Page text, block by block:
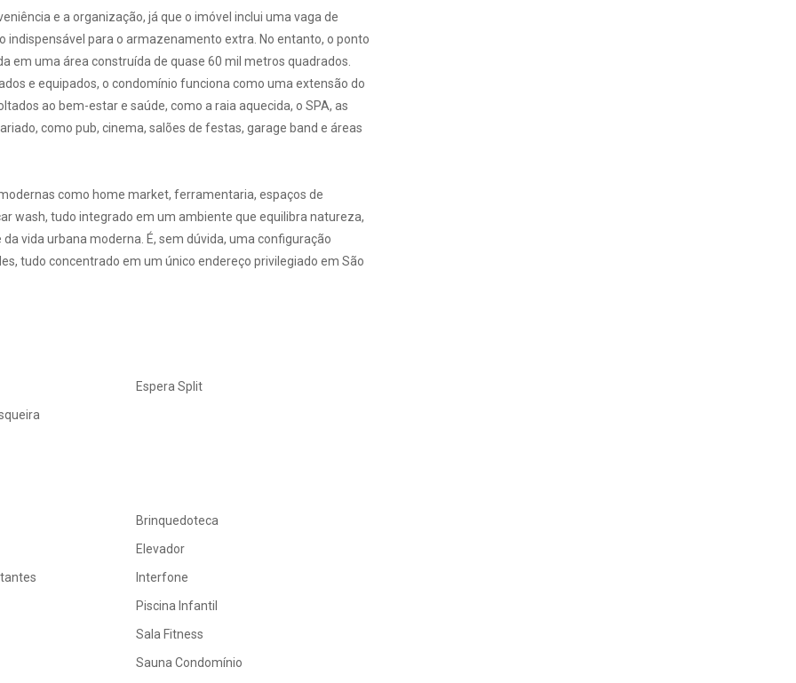
e a organização, já que o imóvel inclui uma vaga de
para o armazenamento extra. No entanto, o ponto
em uma área construída de quase 60 mil metros quadrados.
e equipados, o condomínio funciona como uma extensão do
ao bem-estar e saúde, como a raia aquecida, o SPA, as
como pub, cinema, salões de festas, garage band e áreas
como home market, ferramentaria, espaços de
wash, tudo integrado em um ambiente que equilibra natureza,
vida urbana moderna. É, sem dúvida, uma configuração
tudo concentrado em um único endereço privilegiado em São
Espera Split
Brinquedoteca
Elevador
Interfone
Piscina Infantil
Sala Fitness
Sauna Condomínio